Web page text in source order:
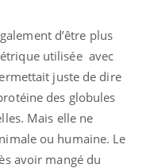
d’être plus
utilisée avec
juste de dire
des globules
Mais elle ne
ou humaine. Le
avoir mangé du